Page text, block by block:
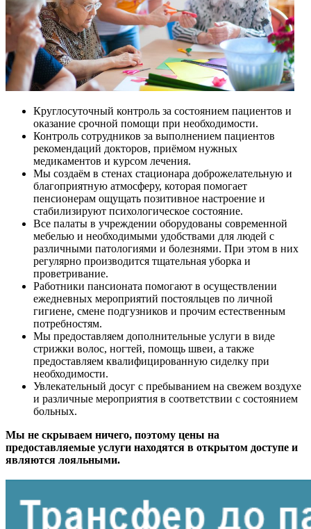
Круглосуточный контроль за состоянием пациентов и
оказание срочной помощи при необходимости.
Контроль сотрудников за выполнением пациентов
рекомендаций докторов, приёмом нужных
медикаментов и курсом лечения.
Мы создаём в стенах стационара доброжелательную и
благоприятную атмосферу, которая помогает
пенсионерам ощущать позитивное настроение и
стабилизируют психологическое состояние.
Все палаты в учреждении оборудованы современной
мебелью и необходимыми удобствами для людей с
различными патологиями и болезнями. При этом в них
регулярно производится тщательная уборка и
проветривание.
Работники пансионата помогают в осуществлении
ежедневных мероприятий постояльцев по личной
гигиене, смене подгузников и прочим естественным
потребностям.
Мы предоставляем дополнительные услуги в виде
стрижки волос, ногтей, помощь швеи, а также
предоставляем квалифицированную сиделку при
необходимости.
Увлекательный досуг с пребыванием на свежем воздухе
и различные мероприятия в соответствии с состоянием
больных.
Мы не скрываем ничего, поэтому цены на
предоставляемые услуги находятся в открытом доступе и
являются лояльными.